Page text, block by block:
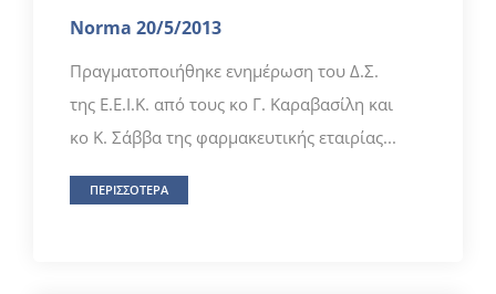
Norma 20/5/2013
Πραγματοποιήθηκε ενημέρωση του Δ.Σ.
της Ε.Ε.Ι.Κ. από τους κο Γ. Καραβασίλη και
κο Κ. Σάββα της φαρμακευτικής εταιρίας...
ΠΕΡΙΣΣΟΤΕΡΑ